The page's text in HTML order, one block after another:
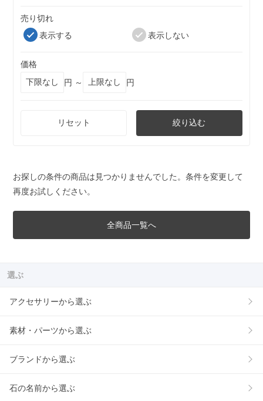
売り切れ
表示する
表示しない
価格
円 ～
円
リセット 絞り込む
お探しの条件の商品は見つかりませんでした。条件を変更して
再度お試しください。
全商品一覧へ
選ぶ
アクセサリーから選ぶ
素材・パーツから選ぶ
ブランドから選ぶ
石の名前から選ぶ